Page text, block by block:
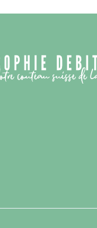
f
l